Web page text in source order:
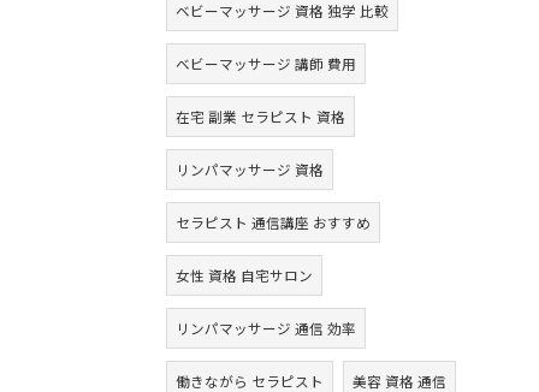
ベビーマッサージ 資格 独学 比較
ベビーマッサージ 講師 費用
在宅 副業 セラピスト 資格
リンパマッサージ 資格
セラピスト 通信講座 おすすめ
女性 資格 自宅サロン
リンパマッサージ 通信 効率
働きながら セラピスト 美容 資格 通信